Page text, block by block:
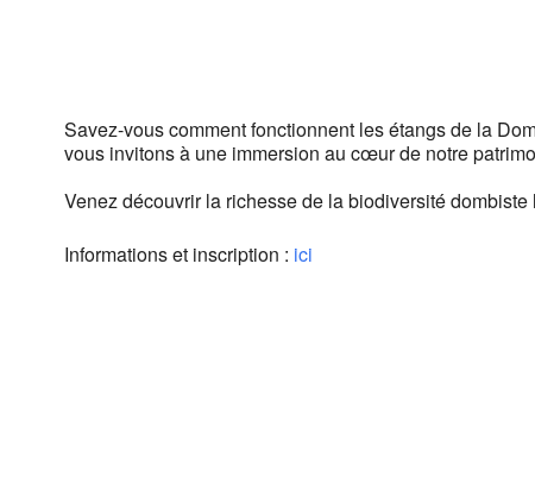
Savez-vous comment fonctionnent les étangs de la
vous invitons à une immersion au cœur de notre
Venez découvrir la richesse de la biodiversité
Informations et inscription : ici